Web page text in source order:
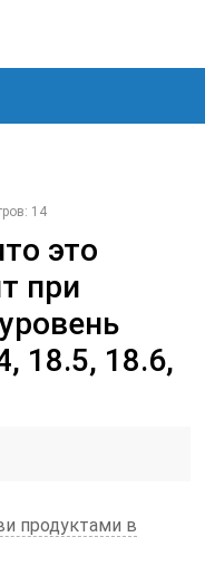
14
это
при
18.5, 18.6,
продуктами в